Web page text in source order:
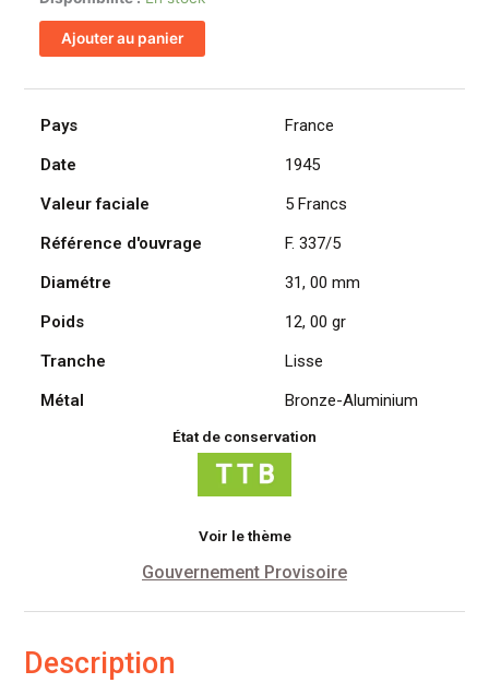
de
FRANCE,
de
1945,
Bronze-
Aluminium
Ajouter au panier
Pays
France
Date
1945
Valeur faciale
5 Francs
Référence d'ouvrage
F. 337/5
Diamétre
31, 00 mm
Poids
12, 00 gr
Tranche
Lisse
Métal
Bronze-Aluminium
État de conservation
Voir le thème
Gouvernement Provisoire
Description